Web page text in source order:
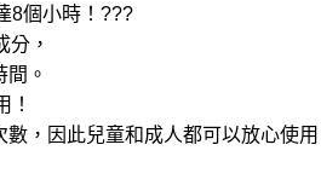
8個小時！???
分，
。
！
，因此兒童和成人都可以放心使用